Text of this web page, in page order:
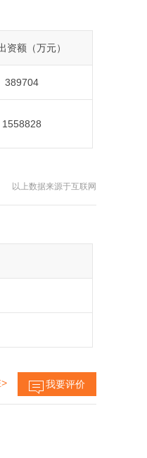
资额（万元）
389704
1558828
以上数据来源于互联网
我要评价